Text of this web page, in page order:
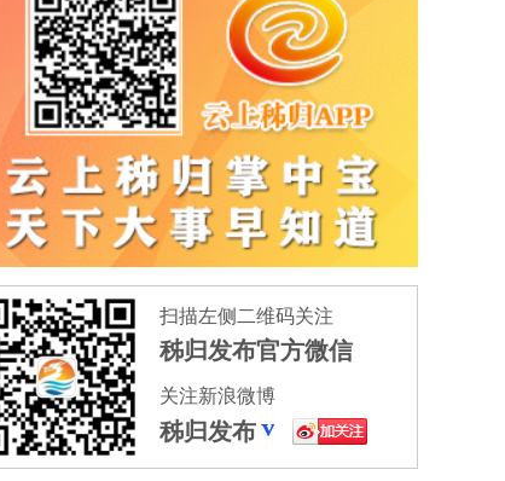
扫描左侧二维码关注
秭归发布官方微信
关注新浪微博
秭归发布